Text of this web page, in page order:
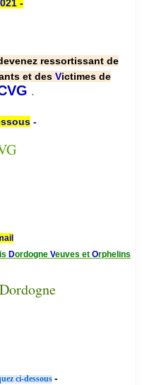
-
ressortissant de
et des Victimes de
.
-
Dordogne Veuves et Orphelins
ci-dessous -